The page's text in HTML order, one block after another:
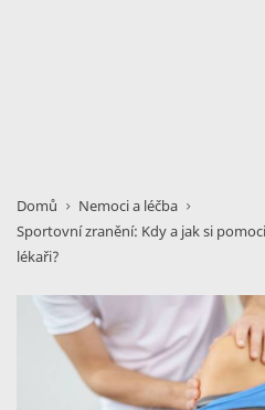
Domů
Nemoci a léčba
Sportovní zranění: Kdy a jak si
lékaři?